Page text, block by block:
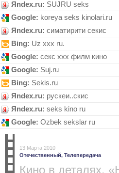
Яndex.ru: SUJRU seks
Google: koreya seks kinolari.ru
Яndex.ru: симатирити секис
Bing: Uz xxx ru.
Google: секс ххх филм кино
Google: Suj.ru
Bing: Sеkіs.ru
Яndex.ru: рускеи..скис
Яndex.ru: seks kino ru
Google: Ozbek sekslar ru
13 Марта 2010
Отечественный, Телепередача
Кино в деталях.